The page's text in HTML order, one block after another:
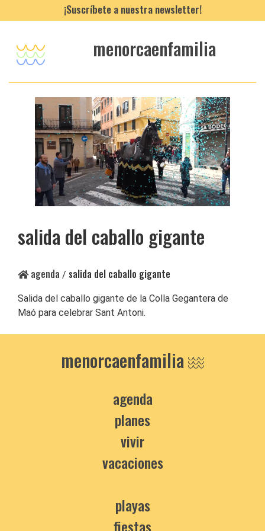
¡Suscríbete a nuestra newsletter!
menorcaenfamilia
salida del caballo gigante
agenda / salida del caballo gigante
Salida del caballo gigante de la Colla Gegantera de
Maó para celebrar Sant Antoni.
menorcaenfamilia
agenda
planes
vivir
vacaciones
playas
fiestas